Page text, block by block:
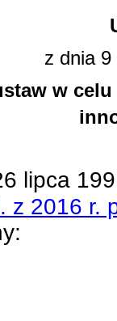
z dnia 9
w
lipca
z 2016 r.